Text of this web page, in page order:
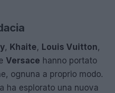
, Khaite, Louis Vuitton,
Versace hanno portato
ognuna a proprio modo.
ha esplorato una nuova